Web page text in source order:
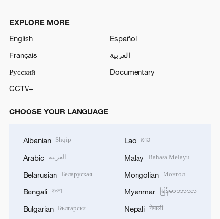
EXPLORE MORE
English
Español
Français
العربية
Русский
Documentary
CCTV+
CHOOSE YOUR LANGUAGE
Albanian Shqip
Arabic العربية
Belarusian Беларуская
Bengali বাংলা
Bulgarian Български
Lao ລາວ
Malay Bahasa Melayu
Mongolian Монгол
Myanmar မြန်မာဘာသာ
Nepali नेपाली